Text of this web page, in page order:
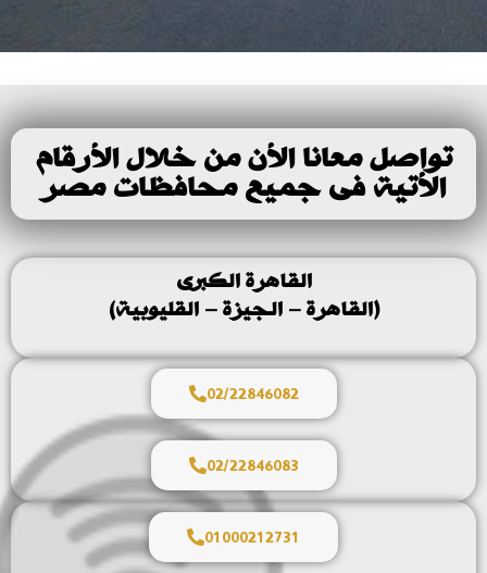
تواصل معانا الأن من خلال الأرقام
الأتية فى جميع محافظات مصر
القاهرة الكبرى
(القاهرة – الجيزة – القليوبية)
02/22846082
02/22846083
01000212731